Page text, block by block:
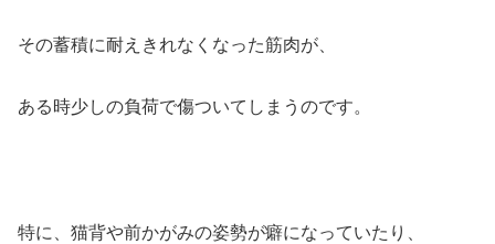
その蓄積に耐えきれなくなった筋肉が、
ある時少しの負荷で傷ついてしまうのです。
特に、猫背や前かがみの姿勢が癖になっていたり、